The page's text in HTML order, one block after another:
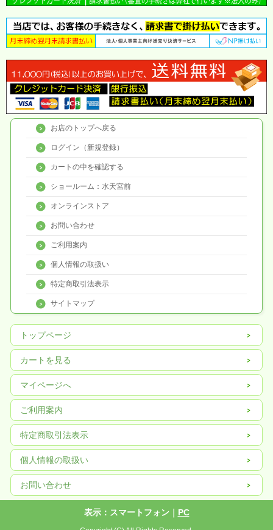
お店のトップへ戻る
ログイン（新規登録）
カートの中を確認する
ショールーム：水天宮前
オンラインストア
お問い合わせ
ご利用案内
個人情報の取扱い
特定商取引法表示
サイトマップ
トップページ
カートを見る
マイページへ
ご利用案内
特定商取引法表示
個人情報の取扱い
お問い合わせ
表示：スマートフォン｜ PC